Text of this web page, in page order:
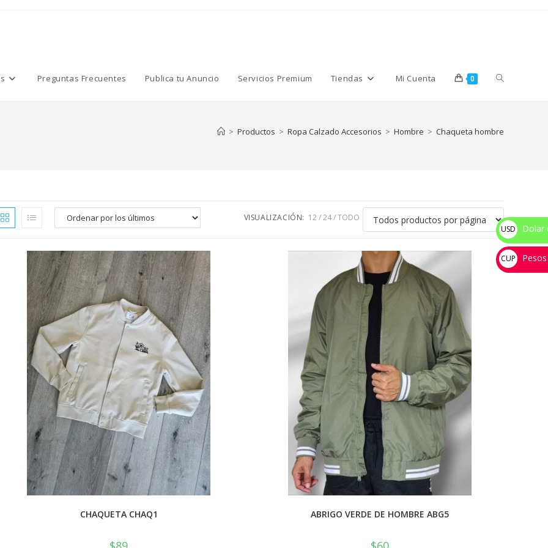
Preguntas Frecuentes Publica tu Anuncio Servicios Premium Tiendas Mi Cuenta 0 Alternar
web
> Productos > Ropa Calzado Accesorios > Hombre > Chaqueta hombre
VISUALIZACIÓN: 12 24 TODO
CHAQUETA CHAQ1 ABRIGO VERDE DE HOMBRE ABG5
USD
$
Dolar
CUP
💰
Pesos